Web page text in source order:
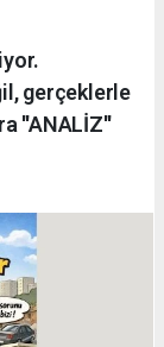
gerçeklerle
''ANALİZ''